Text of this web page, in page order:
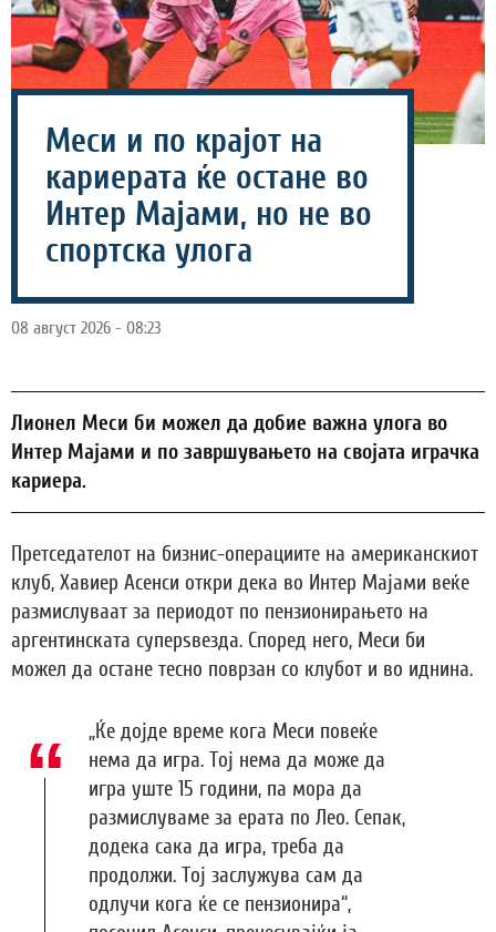
Меси и по крајот на
кариерата ќе остане во
Интер Мајами, но не во
спортска улога
08 август 2026 - 08:23
Лионел Меси би можел да добие важна улога во
Интер Мајами и по завршувањето на својата играчка
кариера.
Претседателот на бизнис-операциите на американскиот
клуб, Хавиер Асенси откри дека во Интер Мајами веќе
размислуваат за периодот по пензионирањето на
аргентинската суперѕвезда. Според него, Меси би
можел да остане тесно поврзан со клубот и во иднина.
„Ќе дојде време кога Меси повеќе
нема да игра. Тој нема да може да
игра уште 15 години, па мора да
размислуваме за ерата по Лео. Сепак,
додека сака да игра, треба да
продолжи. Тој заслужува сам да
одлучи кога ќе се пензионира“,